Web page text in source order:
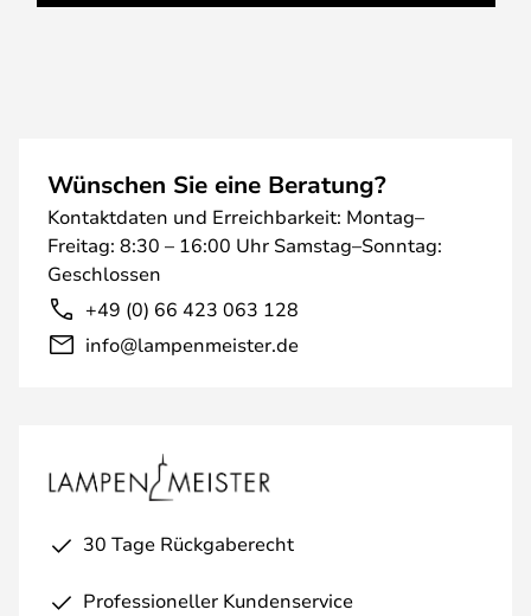
Wünschen Sie eine Beratung?
Kontaktdaten und Erreichbarkeit: Montag–
Freitag: 8:30 – 16:00 Uhr Samstag–Sonntag:
Geschlossen
+49 (0) 66 423 063 128
info@lampenmeister.de
30 Tage Rückgaberecht
Professioneller Kundenservice